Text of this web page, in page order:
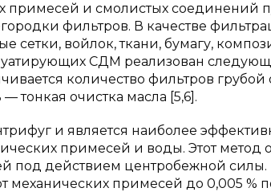
примесей и смолистых соединений
фильтров. В качестве
сетки, войлок, ткани, бумагу,
СДМ реализован
количество фильтров грубой
тонкая очистка масла [5,6].
и является наиболее
примесей и воды. Этот метод
под действием центробежной силы.
примесей до 0,005 %